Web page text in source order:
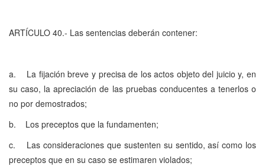
ARTÍCULO 40.- Las sentencias deberán contener:
a. La fijación breve y precisa de los actos objeto del juicio y, en
su caso, la apreciación de las pruebas conducentes a tenerlos o
no por demostrados;
b. Los preceptos que la fundamenten;
c. Las consideraciones que sustenten su sentido, así como los
preceptos que en su caso se estimaren violados;